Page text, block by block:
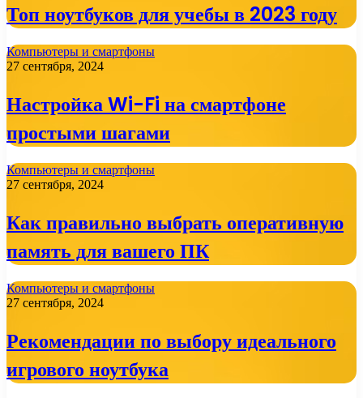
Топ ноутбуков для учебы в 2023 году
Компьютеры и смартфоны
27 сентября, 2024
Настройка Wi-Fi на смартфоне
простыми шагами
Компьютеры и смартфоны
27 сентября, 2024
Как правильно выбрать оперативную
память для вашего ПК
Компьютеры и смартфоны
27 сентября, 2024
Рекомендации по выбору идеального
игрового ноутбука